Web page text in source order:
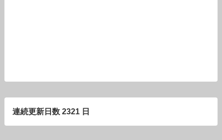
連続更新日数 2321 日